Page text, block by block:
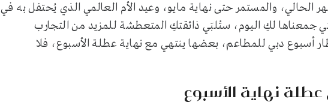
الحالي، والمستمر حتى نهاية مايو، وعيد الأم العالمي الذي يُحتفل به في
جمعناها لكِ اليوم، ستُلبَي ذائقتكِ المتعطشة للمزيد من التجارب
أسبوع دبي للمطاعم، بعضها ينتهي مع نهاية عطلة الأسبوع، فلا
نهاية الأسبوع